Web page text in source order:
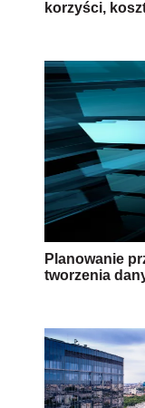
korzyści,
Planowanie
tworzenia